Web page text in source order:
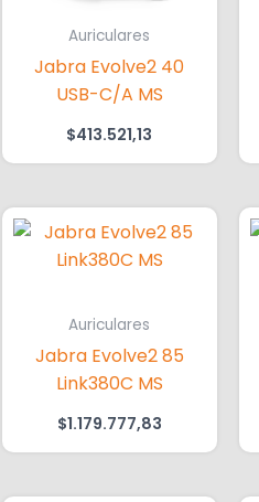
Auriculares
Jabra Evolve2 40
USB-C/A MS
$413.521,13
Auriculares
Jabra Evolve2 85
Link380C MS
$1.179.777,83